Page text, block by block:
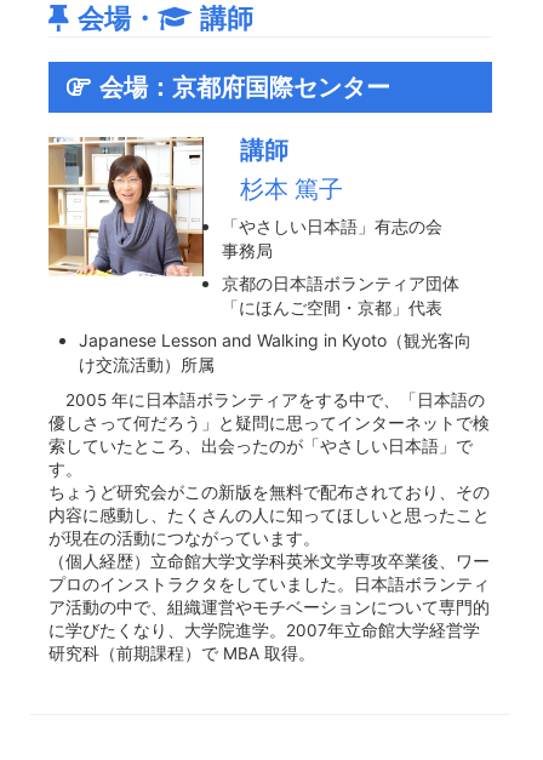
会場・ 講師
会場：京都府国際センター
講師
杉本 篤子
「やさしい日本語」有志の会
事務局
京都の日本語ボランティア団体
「にほんご空間・京都」代表
Japanese Lesson and Walking in Kyoto（観光客向
け交流活動）所属
2005 年に日本語ボランティアをする中で、「日本語の
優しさって何だろう」と疑問に思ってインターネットで検
索していたところ、出会ったのが「やさしい日本語」で
す。
ちょうど研究会がこの新版を無料で配布されており、その
内容に感動し、たくさんの人に知ってほしいと思ったこと
が現在の活動につながっています。
（個人経歴）立命館大学文学科英米文学専攻卒業後、ワー
プロのインストラクタをしていました。日本語ボランティ
ア活動の中で、組織運営やモチベーションについて専門的
に学びたくなり、大学院進学。2007年立命館大学経営学
研究科（前期課程）で MBA 取得。